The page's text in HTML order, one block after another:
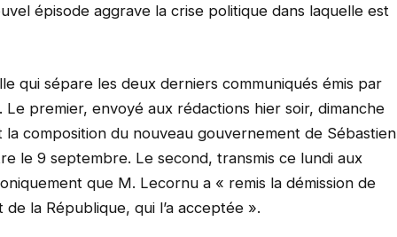
épisode aggrave la crise politique dans laquelle est
qui sépare les deux derniers communiqués émis par
Le premier, envoyé aux rédactions hier soir, dimanche
composition du nouveau gouvernement de Sébastien
le 9 septembre. Le second, transmis ce lundi aux
que M. Lecornu a « remis la démission de
la République, qui l’a acceptée ».